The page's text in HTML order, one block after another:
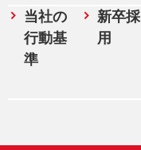
当社の
行動基
準
新卒採
用